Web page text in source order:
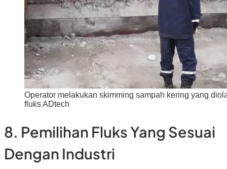
Operator melakukan skimming sampah kering yang
fluks ADtech
8. Pemilihan Fluks Yang Sesuai
Dengan Industri